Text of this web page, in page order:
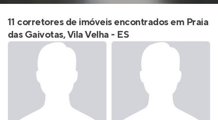
11 corretores de imóveis encontrados em Praia
das Gaivotas, Vila Velha - ES